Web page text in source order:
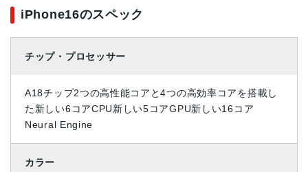
iPhone16のスペック
チップ・プロセッサー
A18チップ2つの高性能コアと4つの高効率コアを搭載し
た新しい6コアCPU新しい5コアGPU新しい16コア
Neural Engine
カラー